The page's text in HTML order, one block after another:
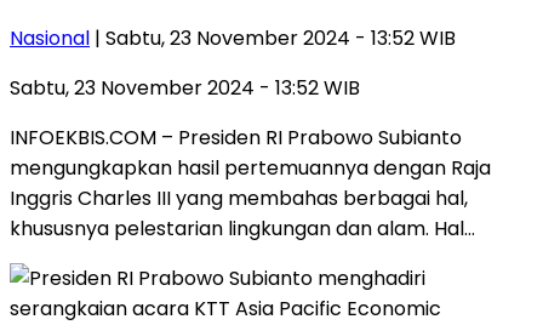
Nasional | Sabtu, 23 November 2024 - 13:52 WIB
Sabtu, 23 November 2024 - 13:52 WIB
INFOEKBIS.COM – Presiden RI Prabowo Subianto
mengungkapkan hasil pertemuannya dengan Raja
Inggris Charles III yang membahas berbagai hal,
khususnya pelestarian lingkungan dan alam. Hal…